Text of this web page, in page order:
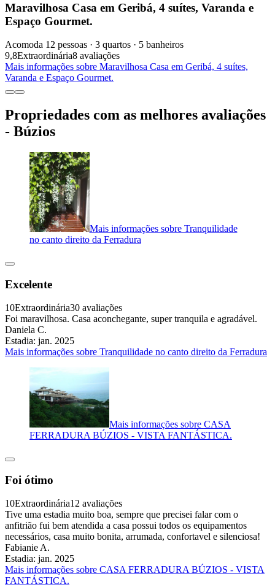
Maravilhosa Casa em Geribá, 4 suítes, Varanda e
Espaço Gourmet.
Acomoda 12 pessoas · 3 quartos · 5 banheiros
9,8Extraordinária8 avaliações
Mais informações sobre Maravilhosa Casa em Geribá, 4 suítes,
Varanda e Espaço Gourmet.
Propriedades com as melhores avaliações
- Búzios
Mais informações sobre Tranquilidade
no canto direito da Ferradura
Excelente
10Extraordinária30 avaliações
Foi maravilhosa. Casa aconchegante, super tranquila e agradável.
Daniela C.
Estadia: jan. 2025
Mais informações sobre Tranquilidade no canto direito da Ferradura
Mais informações sobre CASA
FERRADURA BÚZIOS - VISTA FANTÁSTICA.
Foi ótimo
10Extraordinária12 avaliações
Tive uma estadia muito boa, sempre que precisei falar com o
anfitrião fui bem atendida a casa possui todos os equipamentos
necessários, casa muito bonita, arrumada, confortavel e silenciosa!
Fabianie A.
Estadia: jan. 2025
Mais informações sobre CASA FERRADURA BÚZIOS - VISTA
FANTÁSTICA.